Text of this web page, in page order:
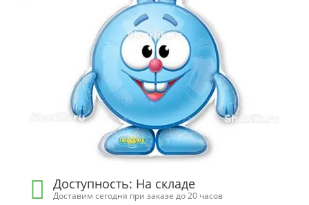
Доступность: На складе
Доставим сегодня при заказе до 20 часов